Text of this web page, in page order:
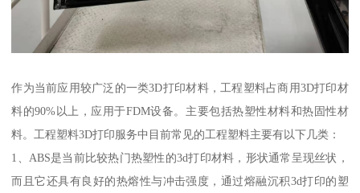
作为当前应用较广泛的一类3D打印材料，工程塑料占商用3D打印材
料的90%以上，应用于FDM设备。主要包括热塑性材料和热固性材
料。工程塑料3D打印服务中目前常见的工程塑料主要有以下几类：
1、ABS是当前比较热门热塑性的3d打印材料，形状通常呈现丝状，
而且它还具有良好的热熔性与冲击强度，通过熔融沉积3d打印的塑